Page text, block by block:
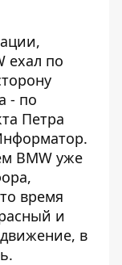
ехал по
- по
Петра
.
BMW уже
время
и
в